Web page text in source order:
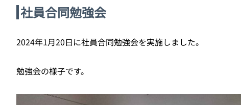
社員合同勉強会
2024年1月20日に社員合同勉強会を実施しました。
勉強会の様子です。